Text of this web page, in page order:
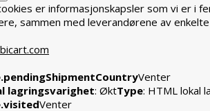
er informasjonskapsler som vi er i
sammen med leverandørene av enkelte
Venter
lagringsvarighet: ØktType: HTML lokal
Venter